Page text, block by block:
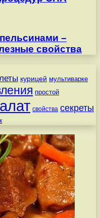
–
свойства
курицей мультиварке
простой
свойства секреты